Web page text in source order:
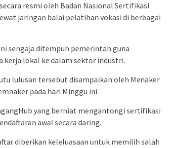
resmi oleh Badan Nasional Sertifikasi
jaringan balai pelatihan vokasi di berbagai
sengaja ditempuh pemerintah guna
kerja lokal ke dalam sektor industri.
lulusan tersebut disampaikan oleh Menaker
pada hari Minggu ini.
yang berniat mengantongi sertifikasi
awal secara daring.
diberikan keleluasaan untuk memilih salah